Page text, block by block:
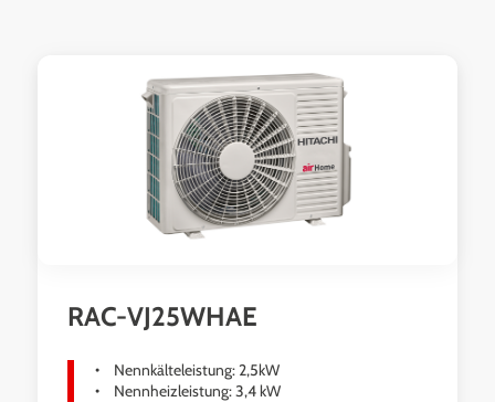
RAC-VJ25WHAE
Nennkälteleistung: 2,5kW
Nennheizleistung: 3,4 kW